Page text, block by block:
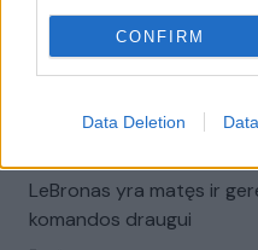
CONFIRM
Data Deletion
LeBronas yra matęs ir
komandos draugui